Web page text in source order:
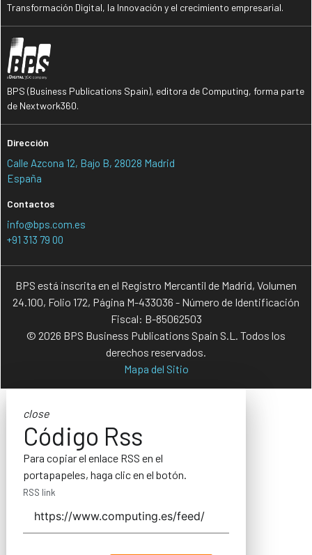
Transformación Digital, la Innovación y el crecimiento empresarial.
BPS (Business Publications Spain), editora de Computing, forma parte
de Nextwork360.
Dirección
Calle Azcona 12, Bajo B, 28028 Madrid
España
Contactos
info@bps.com.es
+91 313 79 00
BPS está inscrita en el Registro Mercantil de Madrid, Volumen
24.100, Folio 172, Página M-433036 - Número de Identificación
Fiscal: B-85062503
© 2026 BPS Business Publications Spain S.L. Todos los
derechos reservados.
Mapa del Sitio
close
Código Rss
Para copiar el enlace RSS en el
portapapeles, haga clic en el botón.
RSS link